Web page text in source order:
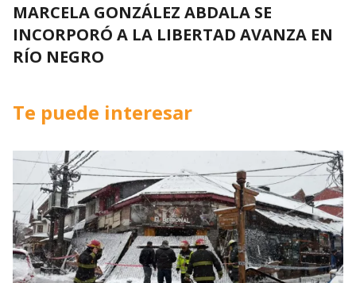
MARCELA GONZÁLEZ ABDALA SE
INCORPORÓ A LA LIBERTAD AVANZA EN
RÍO NEGRO
Te puede interesar